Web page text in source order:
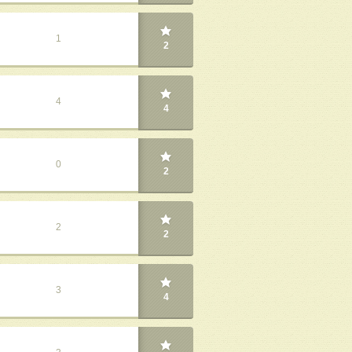
1
2
4
4
0
2
2
2
3
4